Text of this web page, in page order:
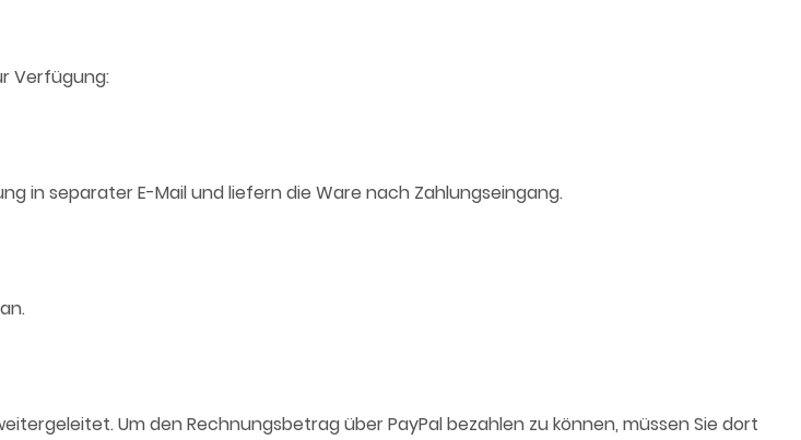
Verfügung:
in separater E-Mail und liefern die Ware nach Zahlungseingang.
Um den Rechnungsbetrag über PayPal bezahlen zu können, müssen Sie dort